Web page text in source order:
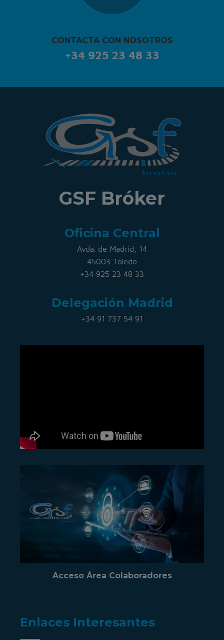
CONTACTA CON NOSOTROS
+34 925 23 48 33
GSF Bróker
Oficina Central
Avda. de Madrid, 14
45003 Toledo
+34 925 23 48 33
Delegación Madrid
+34 91 737 54 91
Acceso Área Colaboradores
Enlaces Interesantes